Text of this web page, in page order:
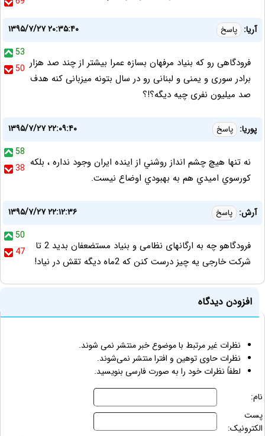
آریا: پاسخ
۱۳۹۵/۷/۲۷ ۲۰:۳۵:۴۰
53
50 فرودگاهی رو که بنیاد مرفهان بسازه عمرا بیشتر از چند صد هزار
برادر سوری و یمنی و لبنانی رو در سال بتونه میزبانی کنه هدف
صد میلیون نفری چیه دیگه؟!؟
پوريا: پاسخ
۱۳۹۵/۷/۲۷ ۲۲:۰۹:۴۰
58
38 نه تنها هيچ چشم انداز روشني از اينده ايران وجود نداره ، بلكه
كورسوي اميدي هم به بهبودي اوضاع نيست.
آرش: پاسخ
۱۳۹۵/۷/۲۷ ۲۲:۱۲:۳۶
50
47
فرودگاهو چه به ارگانهای نظامی و بنیاد مستضعفان بدید 2 تا
شرکت خارجی یه چیز درست کنن که 2ماه دیگه تقش در نیاد!
افزودن دیدگاه
نظرات غیر مرتبط با موضوع خبر منتشر نمی شوند.
نظرات حاوی توهین و افترا منتشر نمی‌شوند.
لطفاً نظرات خود را به صورت فارسی بنویسید.
نام:
پست
الکترونیک: